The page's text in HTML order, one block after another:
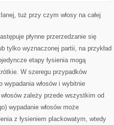
DOTYCZYŁO
DAMY,
PROBLEMEM
tuż przy czym włosy na całej
płynne przerzedzanie się
tylko wyznaczonej partii, na przykład
etapy łysienia mogą
W szeregu przypadków
włosów i wybitnie
zależy przede wszystkim od
wypadanie włosów może
z łysieniem plackowatym, wtedy